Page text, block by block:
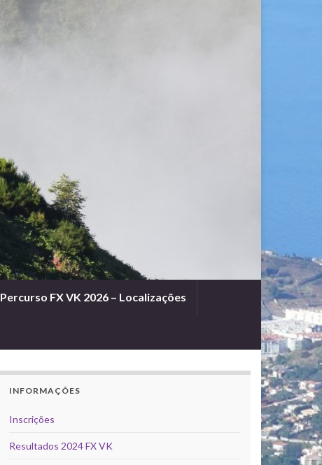
Percurso FX VK 2026 – Localizações
INFORMAÇÕES
Inscrições
Resultados 2024 FX VK